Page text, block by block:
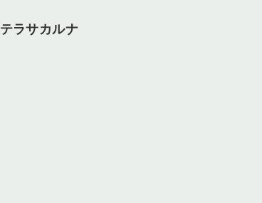
テラサカルナ